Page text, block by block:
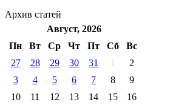
Архив статей
Август, 2026
Пн
Вт Ср Чт Пт Cб
Вс
27
28 29 30 31 1
2
3
4 5 6 7 8
9
10
11 12 13 14 15
16